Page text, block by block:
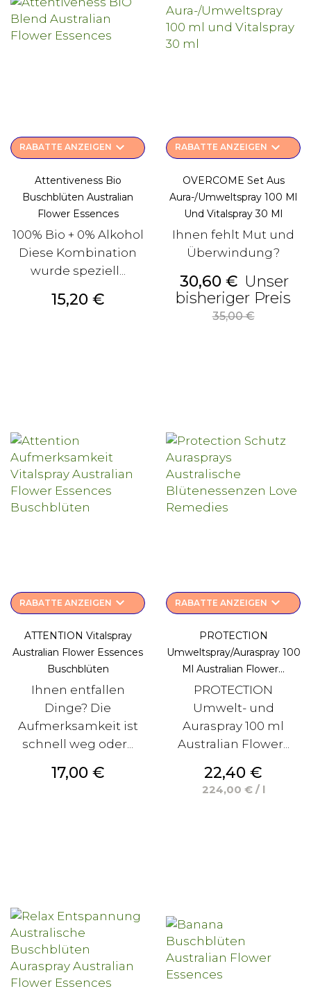
RABATTE ANZEIGEN keyboard_arrow_down
Attentiveness Bio
Buschblüten Australian
Flower Essences
100% Bio + 0% Alkohol
Diese Kombination
wurde speziell...
Preis
15,20 €
RABATTE ANZEIGEN keyboard_arrow_down
OVERCOME Set Aus
Aura-/Umweltspray 100 Ml
Und Vitalspray 30 Ml
Ihnen fehlt Mut und
Überwindung?
Preis
30,60 € Unser
bisheriger Preis
35,00 €
RABATTE ANZEIGEN keyboard_arrow_down
ATTENTION Vitalspray
Australian Flower Essences
Buschblüten
Ihnen entfallen
Dinge? Die
Aufmerksamkeit ist
schnell weg oder...
Preis
17,00 €
RABATTE ANZEIGEN keyboard_arrow_down
PROTECTION
Umweltspray/Auraspray 100
Ml Australian Flower...
PROTECTION
Umwelt- und
Auraspray 100 ml
Australian Flower...
Preis
22,40 €
224,00 € / l